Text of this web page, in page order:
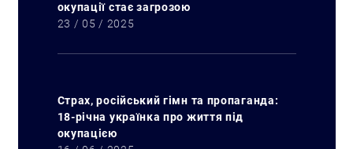
окупації стає загрозою
23 / 05 / 2025
Страх, російський гімн та пропаганда:
18-річна українка про життя під
окупацією